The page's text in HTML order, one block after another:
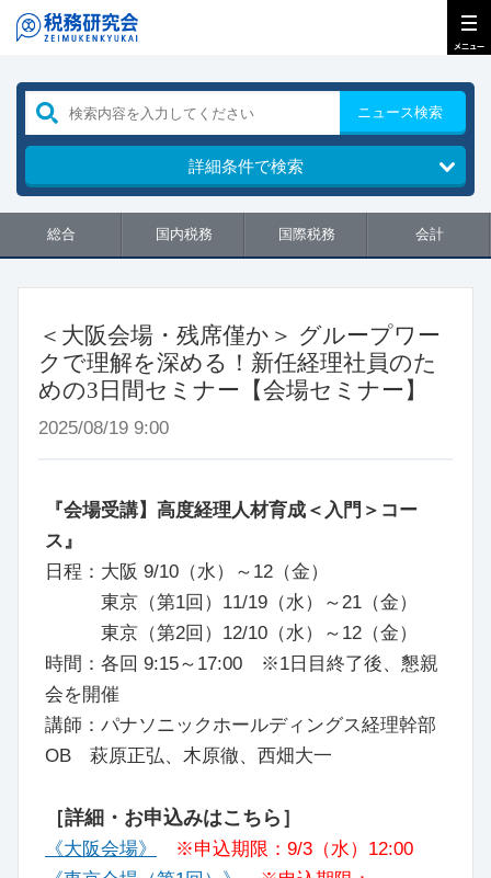
ニュース検索
詳細条件で検索
総合 国内税務 国際税務 会計
＜大阪会場・残席僅か＞ グループワー
クで理解を深める！新任経理社員のた
めの3日間セミナー【会場セミナー】
2025/08/19 9:00
『会場受講】高度経理人材育成＜入門＞コー
ス』
日程：大阪 9/10（水）～12（金）
東京（第1回）11/19（水）～21（金）
東京（第2回）12/10（水）～12（金）
時間：各回 9:15～17:00 ※1日目終了後、懇親
会を開催
講師：パナソニックホールディングス経理幹部
OB 萩原正弘、木原徹、西畑大一
［詳細・お申込みはこちら］
《大阪会場》
※申込期限：9/3（水）12:00